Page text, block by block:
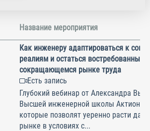
Название мероприятия
Как инженеру адаптироваться к
реалиям и остаться востребованным
сокращающемся рынке труда
Есть запись
Глубокий вебинар от Александра
Высшей инженерной школы Актион о
которые позволят уеренно расти
рынке в условиях с...